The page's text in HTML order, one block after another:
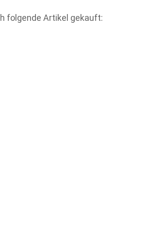
folgende Artikel gekauft: